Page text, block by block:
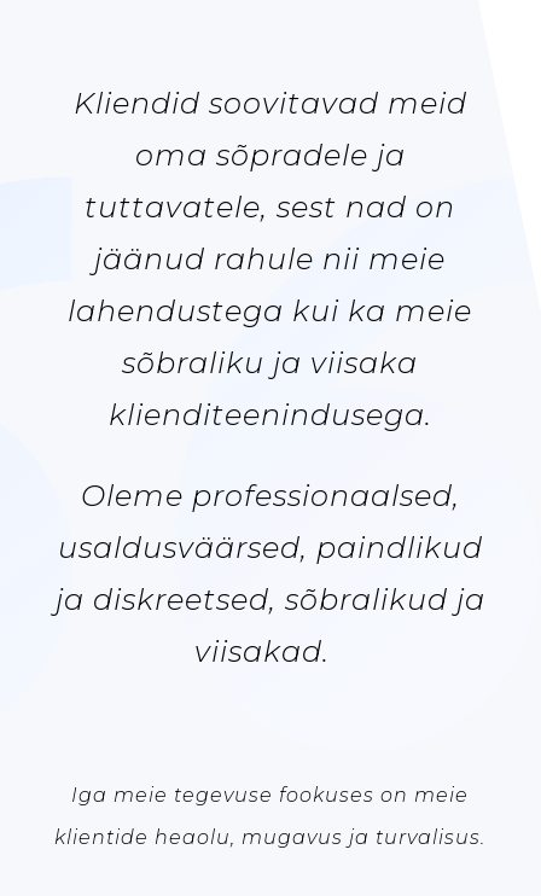
Kliendid soovitavad meid
oma sõpradele ja
tuttavatele, sest nad on
jäänud rahule nii meie
lahendustega kui ka meie
sõbraliku ja viisaka
klienditeenindusega.
Oleme professionaalsed,
usaldusväärsed, paindlikud
ja diskreetsed, sõbralikud ja
viisakad.
Iga meie tegevuse fookuses on meie
klientide heaolu, mugavus ja turvalisus.